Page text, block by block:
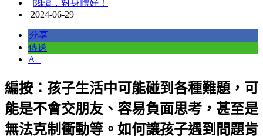
閱讀，對身體好！
2024-06-29
分享
傳送
A+
編按： 孩子生活中可能碰到各種難題，可
能是不會交朋友、容易負面思考，甚至是
無法克制衝動等。如何讓孩子遇到問題肯